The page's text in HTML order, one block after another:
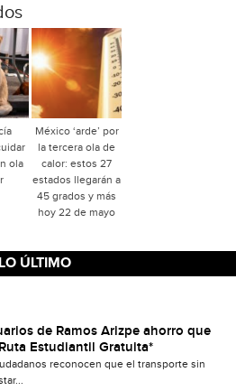
ola
México ‘arde’ por
la tercera ola de
calor: estos 27
estados llegarán a
45 grados y más
hoy 22 de mayo
LO ÚLTIMO
de Ramos Arizpe ahorro que
Estudiantil Gratuita*
reconocen que el transporte sin